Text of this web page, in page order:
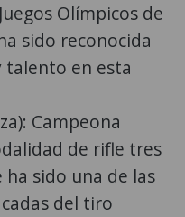
Olímpicos de
sido reconocida
talento en esta
Campeona
de rifle tres
ha sido una de las
del tiro